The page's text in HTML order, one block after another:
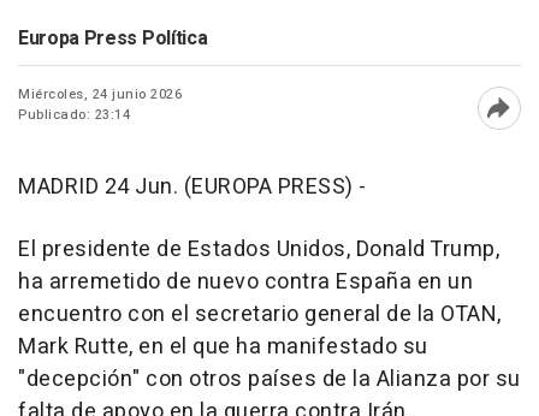
Europa Press Política
Miércoles, 24 junio 2026
Publicado: 23:14
MADRID 24 Jun. (EUROPA PRESS) -
El presidente de Estados Unidos, Donald Trump,
ha arremetido de nuevo contra España en un
encuentro con el secretario general de la OTAN,
Mark Rutte, en el que ha manifestado su
"decepción" con otros países de la Alianza por su